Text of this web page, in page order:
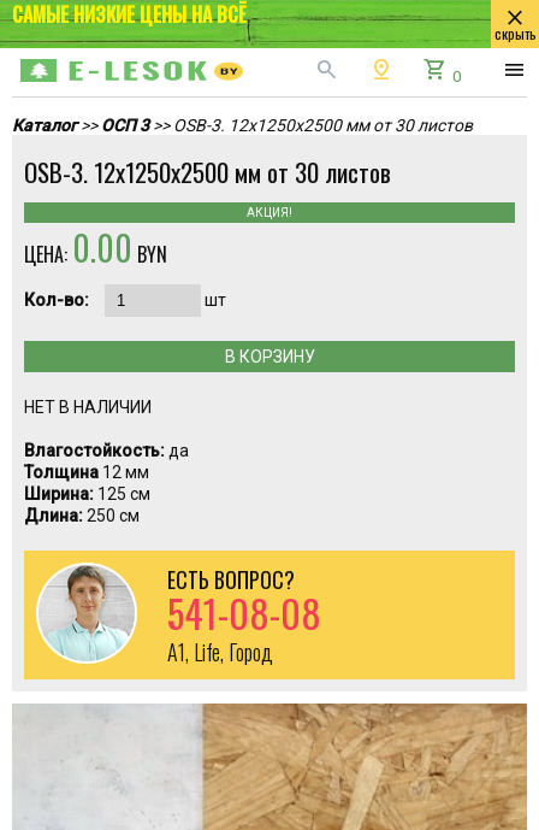
САМЫЕ НИЗКИЕ ЦЕНЫ НА ВСЁ close
скрыть
search pin_drop shopping_cart 0 menu
Каталог>>ОСП 3 >> OSB-3. 12х1250х2500 мм от 30 листов
OSB-3. 12х1250х2500 мм от 30 листов
АКЦИЯ!
ЦЕНА: 0.00 BYN
Кол-во: шт
В КОРЗИНУ
НЕТ В НАЛИЧИИ
Влагостойкость: да
Толщина 12 мм
Ширина: 125 см
Длина:250 см
ЕСТЬ ВОПРОС?
541-08-08
A1, Life, Город